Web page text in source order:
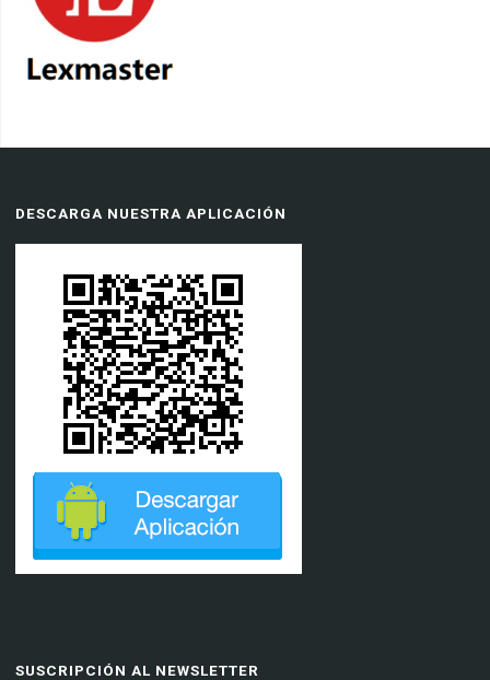
DESCARGA NUESTRA APLICACIÓN
SUSCRIPCIÓN AL NEWSLETTER